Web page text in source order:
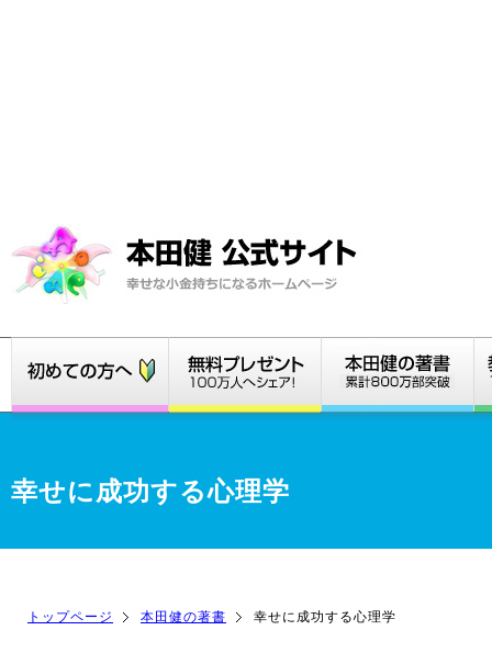
幸せに成功する心理学
トップページ 本田健の著書 幸せに成功する心理学